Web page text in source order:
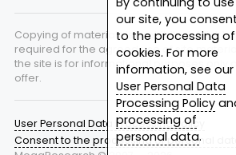
User Personal Data Processing Policy
Consent to the processing of personal data
Copying of materials is prohibited. A link
required for the agreed use of site
the site is for informational purposes only
offer.
our site, you consent
to the processing of
cookies. For more
information, see our
User Personal Data
Processing Policy
processing of
personal data.